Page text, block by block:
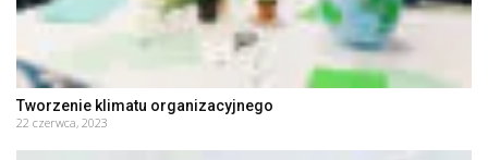
Tworzenie klimatu organizacyjnego
22 czerwca, 2023